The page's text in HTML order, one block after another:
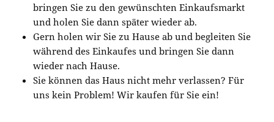
bringen Sie zu den gewünschten Einkaufsmarkt
und holen Sie dann später wieder ab.
Gern holen wir Sie zu Hause ab und begleiten Sie
während des Einkaufes und bringen Sie dann
wieder nach Hause.
Sie können das Haus nicht mehr verlassen? Für
uns kein Problem! Wir kaufen für Sie ein!